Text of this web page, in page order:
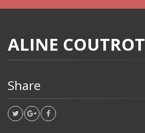
ALINE COUTROT
Share